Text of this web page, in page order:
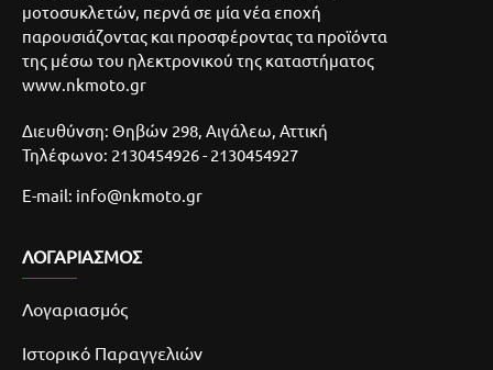
μοτοσυκλετών, περνά σε μία νέα εποχή
παρουσιάζοντας και προσφέροντας τα προϊόντα
της μέσω του ηλεκτρονικού της καταστήματος
www.nkmoto.gr
Διευθύνση: Θηβών 298, Αιγάλεω, Αττική
Τηλέφωνο: 2130454926 - 2130454927
E-mail: info@nkmoto.gr
ΛΟΓΑΡΙΑΣΜΌΣ
Λογαριασμός
Ιστορικό Παραγγελιών